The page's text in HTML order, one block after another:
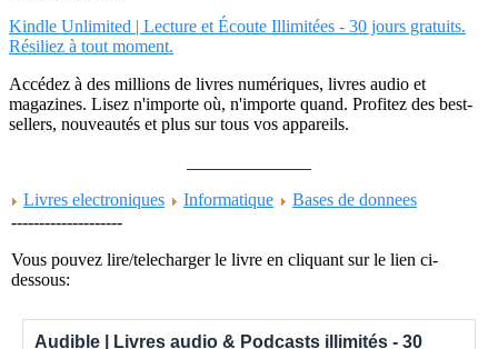
Kindle Unlimited | Lecture et Écoute Illimitées - 30 jours gratuits.
Résiliez à tout moment.
Accédez à des millions de livres numériques, livres audio et
magazines. Lisez n'importe où, n'importe quand. Profitez des best-
sellers, nouveautés et plus sur tous vos appareils.
Livres electroniques
Informatique
Bases de donnees
--------------------
Vous pouvez lire/telecharger le livre en cliquant sur le lien ci-
dessous:
Audible | Livres audio & Podcasts illimités - 30